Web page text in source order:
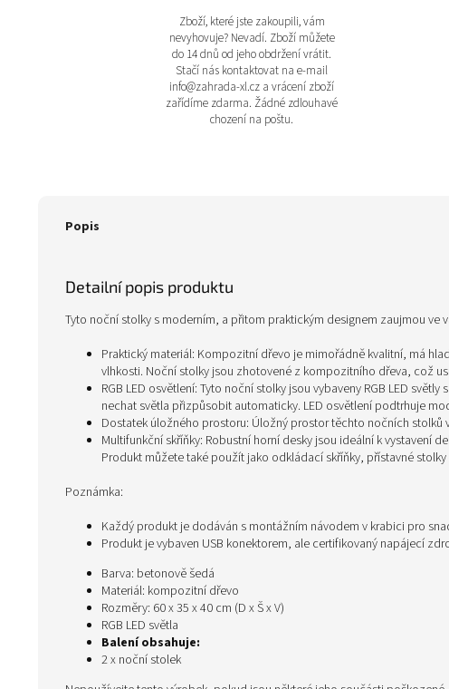
Zboží, které jste zakoupili, vám
nevyhovuje? Nevadí. Zboží můžete
do 14 dnů od jeho obdržení vrátit.
Stačí nás kontaktovat na e-mail
info@zahrada-xl.cz a vrácení zboží
zařídíme zdarma. Žádné zdlouhavé
chození na poštu.
Popis
Detailní popis produktu
Tyto noční stolky s moderním, a přitom praktickým designem zaujmou ve
Praktický materiál: Kompozitní dřevo je mimořádně kvalitní, má
vlhkosti. Noční stolky jsou zhotovené z kompozitního dřeva, což
RGB LED osvětlení: Tyto noční stolky jsou vybaveny RGB LED
nechat světla přizpůsobit automaticky. LED osvětlení podtrhuje
Dostatek úložného prostoru: Úložný prostor těchto nočních stolků
Multifunkční skříňky: Robustní horní desky jsou ideální k
Produkt můžete také použít jako odkládací skříňky, přístavné
Poznámka:
Každý produkt je dodáván s montážním návodem v krabici pro
Produkt je vybaven USB konektorem, ale certifikovaný napájecí
Barva: betonově šedá
Materiál: kompozitní dřevo
Rozměry: 60 x 35 x 40 cm (D x Š x V)
RGB LED světla
Balení obsahuje:
2 x noční stolek